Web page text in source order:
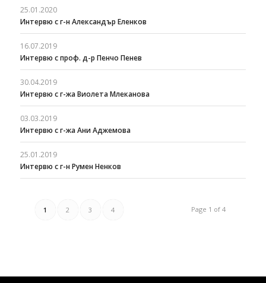
25.01.2020
Интервю с г-н Александър Еленков
16.07.2019
Интервю с проф. д-р Пенчо Пенев
30.04.2019
Интервю с г-жа Виолета Млеканова
03.03.2019
Интервю с г-жа Ани Аджемова
25.01.2019
Интервю с г-н Румен Ненков
Page 1 of 4
1 2 3 4